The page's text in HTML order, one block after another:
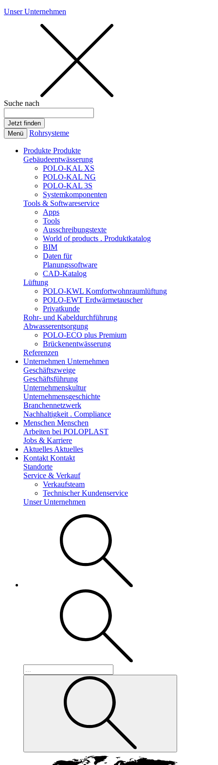
Unser Unternehmen
Suche nach
Menü Rohrsysteme
Produkte Produkte
Gebäudeentwässerung
POLO-KAL XS
POLO-KAL NG
POLO-KAL 3S
Systemkomponenten
Tools & Softwareservice
Apps
Tools
Ausschreibungstexte
World of products . Produktkatalog
BIM
Daten für
Planungssoftware
CAD-Katalog
Lüftung
POLO-KWL Komfortwohnraumlüftung
POLO-EWT Erdwärmetauscher
Privatkunde
Rohr- und Kabeldurchführung
Abwasserentsorgung
POLO-ECO plus Premium
Brückenentwässerung
Referenzen
Unternehmen Unternehmen
Geschäftszweige
Geschäftsführung
Unternehmenskultur
Unternehmensgeschichte
Branchennetzwerk
Nachhaltigkeit . Compliance
Menschen Menschen
Arbeiten bei POLOPLAST
Jobs & Karriere
Aktuelles Aktuelles
Kontakt Kontakt
Standorte
Service & Verkauf
Verkaufsteam
Technischer Kundenservice
Unser Unternehmen